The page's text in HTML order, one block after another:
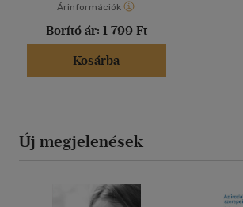
Árinformációk
Borító ár: 1 799 Ft
Kosárba
Új megjelenések